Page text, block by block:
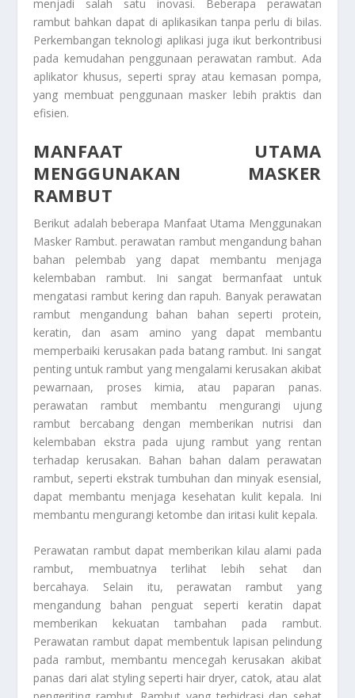
menjadi salah satu inovasi. Beberapa perawatan
rambut bahkan dapat di aplikasikan tanpa perlu di bilas.
Perkembangan teknologi aplikasi juga ikut berkontribusi
pada kemudahan penggunaan perawatan rambut. Ada
aplikator khusus, seperti spray atau kemasan pompa,
yang membuat penggunaan masker lebih praktis dan
efisien.
MANFAAT UTAMA
MENGGUNAKAN MASKER
RAMBUT
Berikut adalah beberapa Manfaat Utama Menggunakan
Masker Rambut. perawatan rambut mengandung bahan
bahan pelembab yang dapat membantu menjaga
kelembaban rambut. Ini sangat bermanfaat untuk
mengatasi rambut kering dan rapuh. Banyak perawatan
rambut mengandung bahan bahan seperti protein,
keratin, dan asam amino yang dapat membantu
memperbaiki kerusakan pada batang rambut. Ini sangat
penting untuk rambut yang mengalami kerusakan akibat
pewarnaan, proses kimia, atau paparan panas.
perawatan rambut membantu mengurangi ujung
rambut bercabang dengan memberikan nutrisi dan
kelembaban ekstra pada ujung rambut yang rentan
terhadap kerusakan. Bahan bahan dalam perawatan
rambut, seperti ekstrak tumbuhan dan minyak esensial,
dapat membantu menjaga kesehatan kulit kepala. Ini
membantu mengurangi ketombe dan iritasi kulit kepala.
Perawatan rambut dapat memberikan kilau alami pada
rambut, membuatnya terlihat lebih sehat dan
bercahaya. Selain itu, perawatan rambut yang
mengandung bahan penguat seperti keratin dapat
memberikan kekuatan tambahan pada rambut.
Perawatan rambut dapat membentuk lapisan pelindung
pada rambut, membantu mencegah kerusakan akibat
panas dari alat styling seperti hair dryer, catok, atau alat